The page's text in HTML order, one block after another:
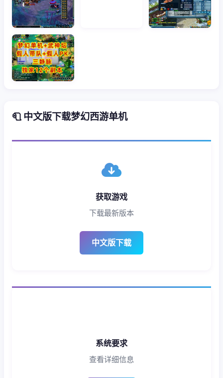
🧻 中文版下载梦幻西游单机
获取游戏
下载最新版本
中文版下载
系统要求
查看详细信息